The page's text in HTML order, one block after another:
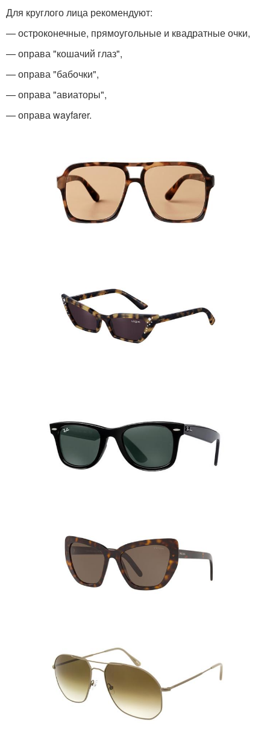
Для круглого лица рекомендуют:
— остроконечные, прямоугольные и квадратные очки,
— оправа "кошачий глаз",
— оправа "бабочки",
— оправа "авиаторы",
— оправа wayfarer.